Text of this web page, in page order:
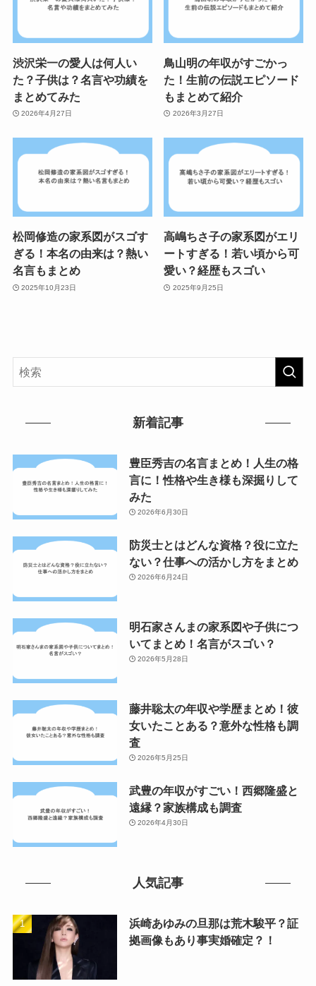
渋沢栄一の愛人は何人い
た？子供は？名言や功績を
まとめてみた
2026年4月27日
鳥山明の年収がすごかっ
た！生前の伝説エピソード
もまとめて紹介
2026年3月27日
松岡修造の家系図がスゴす
ぎる！本名の由来は？熱い
名言もまとめ
2025年10月23日
高嶋ちさ子の家系図がエリ
ートすぎる！若い頃から可
愛い？経歴もスゴい
2025年9月25日
新着記事
豊臣秀吉の名言まとめ！人生の格
言に！性格や生き様も深掘りして
みた
2026年6月30日
防災士とはどんな資格？役に立た
ない？仕事への活かし方をまとめ
2026年6月24日
明石家さんまの家系図や子供につ
いてまとめ！名言がスゴい？
2026年5月28日
藤井聡太の年収や学歴まとめ！彼
女いたことある？意外な性格も調
査
2026年5月25日
武豊の年収がすごい！西郷隆盛と
遠縁？家族構成も調査
2026年4月30日
人気記事
浜崎あゆみの旦那は荒木駿平？証
拠画像もあり事実婚確定？！